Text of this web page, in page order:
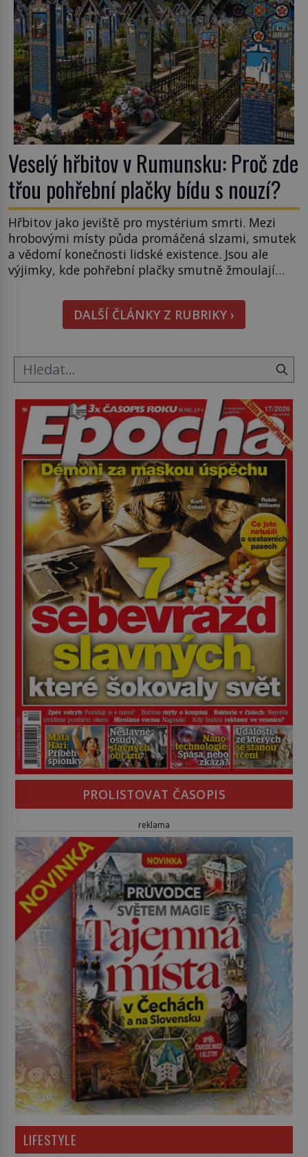
Veselý hřbitov v Rumunsku: Proč zde
třou pohřební plačky bídu s nouzí?
Hřbitov jako jeviště pro mystérium smrti. Mezi
hrobovými místy půda promáčená slzami, smutek
a vědomí konečnosti lidské existence. Jsou ale
výjimky, kde pohřební plačky smutně žmoulají
pohledu na výši vyměřené podpory
v nezaměstnanosti. Kam vás pozveme? Unikátní
hřbitov, který si vysloužil název „Veselý“, najdeme
DALŠÍ ČLÁNKY Z RUBRIKY ›
PROLISTOVAT ČASOPIS
reklama
LIFESTYLE